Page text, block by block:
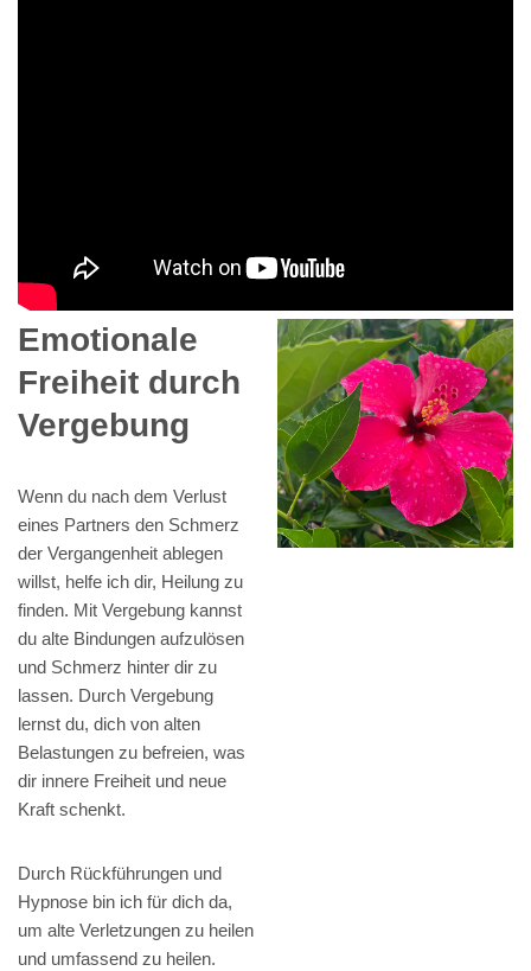
Emotionale
Freiheit durch
Vergebung
Wenn du nach dem Verlust
eines Partners den Schmerz
der Vergangenheit ablegen
willst, helfe ich dir, Heilung zu
finden. Mit Vergebung kannst
du alte Bindungen aufzulösen
und Schmerz hinter dir zu
lassen. Durch Vergebung
lernst du, dich von alten
Belastungen zu befreien, was
dir innere Freiheit und neue
Kraft schenkt.
Durch Rückführungen und
Hypnose bin ich für dich da,
um alte Verletzungen zu heilen
und umfassend zu heilen.